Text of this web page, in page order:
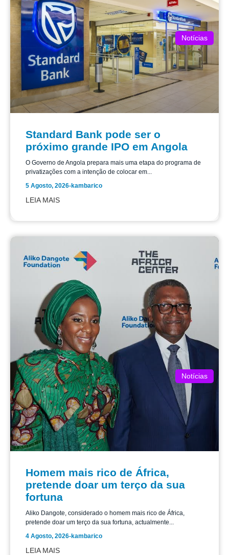
Notícias
Standard Bank pode ser o
próximo grande IPO em Angola
O Governo de Angola prepara mais uma etapa do programa de
privatizações com a intenção de colocar em...
5 Agosto, 2026-kambarico
LEIA MAIS
Notícias
Homem mais rico de África,
pretende doar um terço da sua
fortuna
Aliko Dangote, considerado o homem mais rico de África,
pretende doar um terço da sua fortuna, actualmente...
4 Agosto, 2026-kambarico
LEIA MAIS